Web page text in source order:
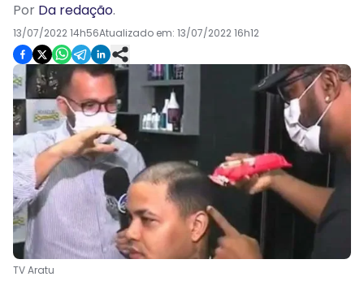
Por Da redação.
13/07/2022 14h56Atualizado em: 13/07/2022 16h12
TV Aratu